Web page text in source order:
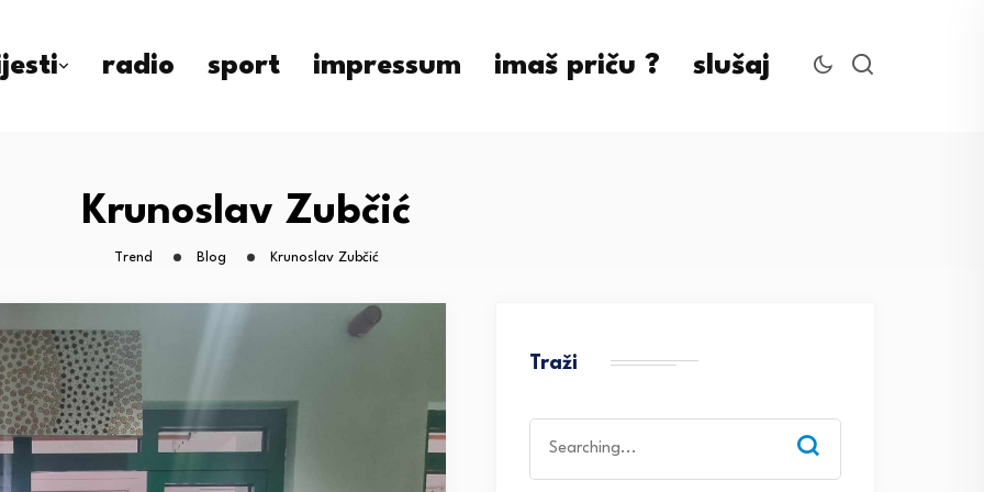
radio sport impressum imaš priču ? slušaj
Krunoslav Zubčić
Trend Blog Krunoslav Zubčić
Traži
for: